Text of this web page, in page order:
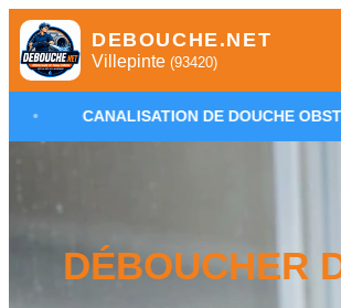
DEBOUCHE.NET
Villepinte (93420)
DE DOUCHE OBSTRUÉE •
DÉBOUCHER